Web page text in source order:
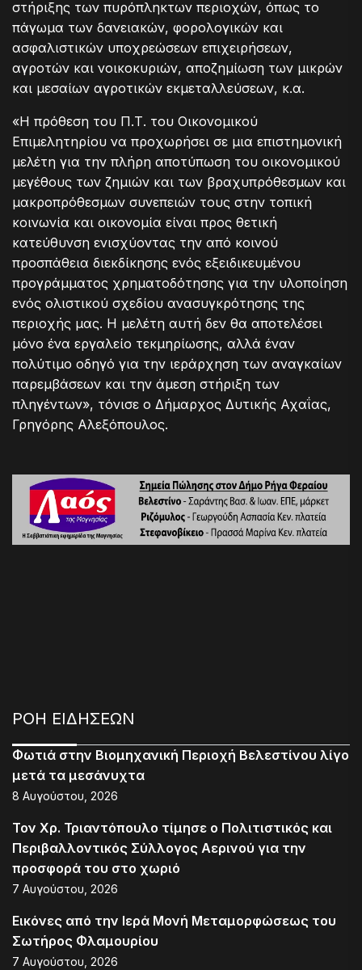
στήριξης των πυρόπληκτων περιοχών, όπως το
πάγωμα των δανειακών, φορολογικών και
ασφαλιστικών υποχρεώσεων επιχειρήσεων,
αγροτών και νοικοκυριών, αποζημίωση των μικρών
και μεσαίων αγροτικών εκμεταλλεύσεων, κ.α.
«Η πρόθεση του Π.Τ. του Οικονομικού
Επιμελητηρίου να προχωρήσει σε μια επιστημονική
μελέτη για την πλήρη αποτύπωση του οικονομικού
μεγέθους των ζημιών και των βραχυπρόθεσμων και
μακροπρόθεσμων συνεπειών τους στην τοπική
κοινωνία και οικονομία είναι προς θετική
κατεύθυνση ενισχύοντας την από κοινού
προσπάθεια διεκδίκησης ενός εξειδικευμένου
προγράμματος χρηματοδότησης για την υλοποίηση
ενός ολιστικού σχεδίου ανασυγκρότησης της
περιοχής μας. Η μελέτη αυτή δεν θα αποτελέσει
μόνο ένα εργαλείο τεκμηρίωσης, αλλά έναν
πολύτιμο οδηγό για την ιεράρχηση των αναγκαίων
παρεμβάσεων και την άμεση στήριξη των
πληγέντων», τόνισε ο Δήμαρχος Δυτικής Αχαΐας,
Γρηγόρης Αλεξόπουλος.
ΡΟΗ ΕΙΔΗΣΕΩΝ
Φωτιά στην Βιομηχανική Περιοχή Βελεστίνου λίγο
μετά τα μεσάνυχτα
8 Αυγούστου, 2026
Τον Χρ. Τριαντόπουλο τίμησε ο Πολιτιστικός και
Περιβαλλοντικός Σύλλογος Αερινού για την
προσφορά του στο χωριό
7 Αυγούστου, 2026
Εικόνες από την Ιερά Μονή Μεταμορφώσεως του
Σωτήρος Φλαμουρίου
7 Αυγούστου, 2026